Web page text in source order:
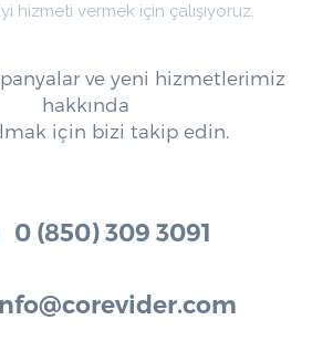
hizmeti vermek için çalışıyoruz.
ve yeni hizmetlerimiz
hakkında
için bizi takip edin.
0 (850) 309 3091